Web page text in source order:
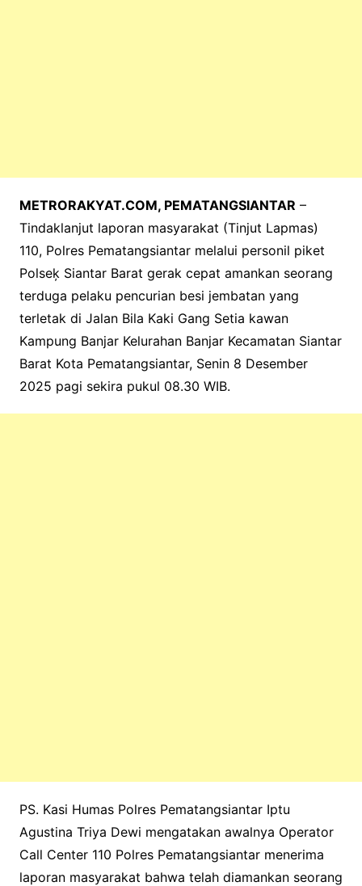
METRORAKYAT.COM, PEMATANGSIANTAR –
Tindaklanjut laporan masyarakat (Tinjut Lapmas)
110, Polres Pematangsiantar melalui personil piket
Polseķ Siantar Barat gerak cepat amankan seorang
terduga pelaku pencurian besi jembatan yang
terletak di Jalan Bila Kaki Gang Setia kawan
Kampung Banjar Kelurahan Banjar Kecamatan Siantar
Barat Kota Pematangsiantar, Senin 8 Desember
2025 pagi sekira pukul 08.30 WIB.
PS. Kasi Humas Polres Pematangsiantar Iptu
Agustina Triya Dewi mengatakan awalnya Operator
Call Center 110 Polres Pematangsiantar menerima
laporan masyarakat bahwa telah diamankan seorang